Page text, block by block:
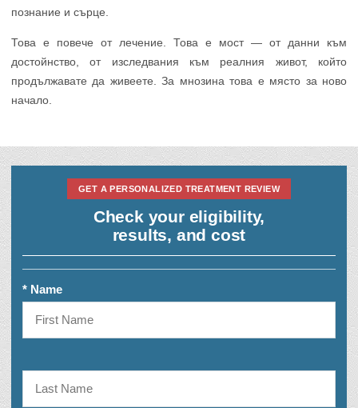
познание и сърце.
Това е повече от лечение. Това е мост — от данни към
достойнство, от изследвания към реалния живот, който
продължавате да живеете. За мнозина това е място за ново
начало.
GET A PERSONALIZED TREATMENT REVIEW
Check your eligibility,
results, and cost
* Name